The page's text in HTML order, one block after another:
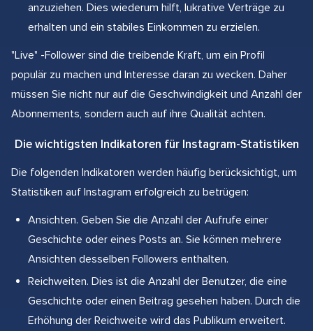
anzuziehen. Dies wiederum hilft, lukrative Verträge zu
erhalten und ein stabiles Einkommen zu erzielen.
"Live" -Follower sind die treibende Kraft, um ein Profil
populär zu machen und Interesse daran zu wecken. Daher
müssen Sie nicht nur auf die Geschwindigkeit und Anzahl der
Abonnements, sondern auch auf ihre Qualität achten.
Die wichtigsten Indikatoren für Instagram-Statistiken
Die folgenden Indikatoren werden häufig berücksichtigt, um
Statistiken auf Instagram erfolgreich zu betrügen:
Ansichten. Geben Sie die Anzahl der Aufrufe einer
Geschichte oder eines Posts an. Sie können mehrere
Ansichten desselben Followers enthalten.
Reichweiten. Dies ist die Anzahl der Benutzer, die eine
Geschichte oder einen Beitrag gesehen haben. Durch die
Erhöhung der Reichweite wird das Publikum erweitert.